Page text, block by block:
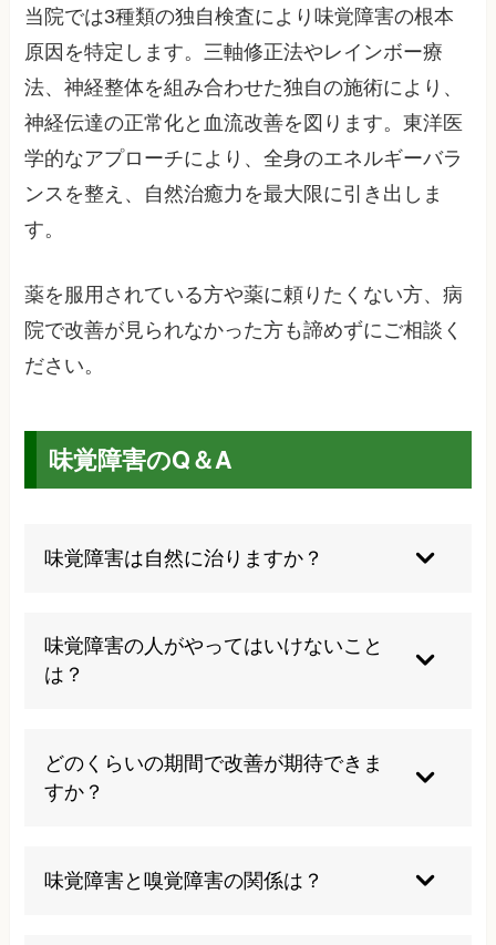
当院では3種類の独自検査により味覚障害の根本
原因を特定します。三軸修正法やレインボー療
法、神経整体を組み合わせた独自の施術により、
神経伝達の正常化と血流改善を図ります。東洋医
学的なアプローチにより、全身のエネルギーバラ
ンスを整え、自然治癒力を最大限に引き出しま
す。
薬を服用されている方や薬に頼りたくない方、病
院で改善が見られなかった方も諦めずにご相談く
ださい。
味覚障害のQ＆A
味覚障害は自然に治りますか？
のは自然回復しますが、亜鉛不足や薬剤性の場合
は適切な治療が必要です。早期の対処が回復の鍵
味覚障害の人がやってはいけないこと
は？
の過剰摂取につながります。また、自己判断での
薬剤中止や偏った食事制限も危険です。
どのくらいの期間で改善が期待できま
すか？
は多くの場合、2-3ヶ月で改善の兆しが見られま
味覚障害と嗅覚障害の関係は？